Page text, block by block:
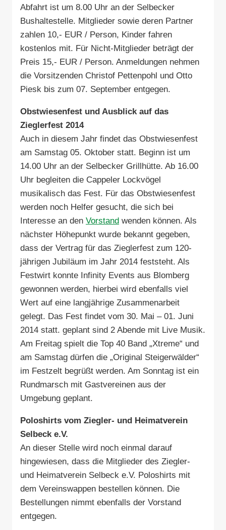
Abfahrt ist um 8.00 Uhr an der Selbecker
Bushaltestelle. Mitglieder sowie deren Partner
zahlen 10,- EUR / Person, Kinder fahren
kostenlos mit. Für Nicht-Mitglieder beträgt der
Preis 15,- EUR / Person. Anmeldungen nehmen
die Vorsitzenden Christof Pettenpohl und Otto
Piesk bis zum 07. September entgegen.
Obstwiesenfest und Ausblick auf das
Zieglerfest 2014
Auch in diesem Jahr findet das Obstwiesenfest
am Samstag 05. Oktober statt. Beginn ist um
14.00 Uhr an der Selbecker Grillhütte. Ab 16.00
Uhr begleiten die Cappeler Lockvögel
musikalisch das Fest. Für das Obstwiesenfest
werden noch Helfer gesucht, die sich bei
Interesse an den Vorstand wenden können. Als
nächster Höhepunkt wurde bekannt gegeben,
dass der Vertrag für das Zieglerfest zum 120-
jährigen Jubiläum im Jahr 2014 feststeht. Als
Festwirt konnte Infinity Events aus Blomberg
gewonnen werden, hierbei wird ebenfalls viel
Wert auf eine langjährige Zusammenarbeit
gelegt. Das Fest findet vom 30. Mai – 01. Juni
2014 statt. geplant sind 2 Abende mit Live Musik.
Am Freitag spielt die Top 40 Band „Xtreme“ und
am Samstag dürfen die „Original Steigerwälder“
im Festzelt begrüßt werden. Am Sonntag ist ein
Rundmarsch mit Gastvereinen aus der
Umgebung geplant.
Poloshirts vom Ziegler- und Heimatverein
Selbeck e.V.
An dieser Stelle wird noch einmal darauf
hingewiesen, dass die Mitglieder des Ziegler-
und Heimatverein Selbeck e.V. Poloshirts mit
dem Vereinswappen bestellen können. Die
Bestellungen nimmt ebenfalls der Vorstand
entgegen.